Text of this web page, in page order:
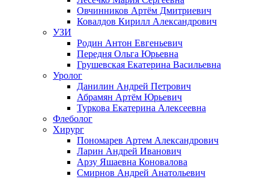
Овчинников Артём Дмитриевич
Ковалдов Кирилл Александрович
УЗИ
Родин Антон Евгеньевич
Передня Ольга Юрьевна
Грушевская Екатерина Васильевна
Уролог
Данилин Андрей Петрович
Абрамян Артём Юрьевич
Туркова Екатерина Алексеевна
Флеболог
Хирург
Пономарев Артем Александрович
Ларин Андрей Иванович
Арзу Яшаевна Коновалова
Смирнов Андрей Анатольевич